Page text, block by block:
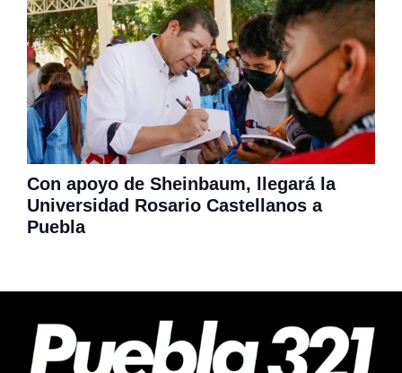
Con apoyo de Sheinbaum, llegará la
Universidad Rosario Castellanos a
Puebla